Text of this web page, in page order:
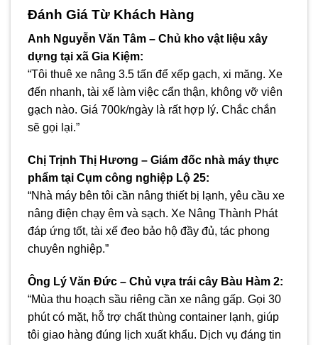
Đánh Giá Từ Khách Hàng
Anh Nguyễn Văn Tâm – Chủ kho vật liệu xây
dựng tại xã Gia Kiệm:
“Tôi thuê xe nâng 3.5 tấn để xếp gạch, xi măng. Xe
đến nhanh, tài xế làm việc cẩn thận, không vỡ viên
gạch nào. Giá 700k/ngày là rất hợp lý. Chắc chắn
sẽ gọi lại.”
Chị Trịnh Thị Hương – Giám đốc nhà máy thực
phẩm tại Cụm công nghiệp Lộ 25:
“Nhà máy bên tôi cần nâng thiết bị lạnh, yêu cầu xe
nâng điện chạy êm và sạch. Xe Nâng Thành Phát
đáp ứng tốt, tài xế đeo bảo hộ đầy đủ, tác phong
chuyên nghiệp.”
Ông Lý Văn Đức – Chủ vựa trái cây Bàu Hàm 2:
“Mùa thu hoạch sầu riêng cần xe nâng gấp. Gọi 30
phút có mặt, hỗ trợ chất thùng container lạnh, giúp
tôi giao hàng đúng lịch xuất khẩu. Dịch vụ đáng tin